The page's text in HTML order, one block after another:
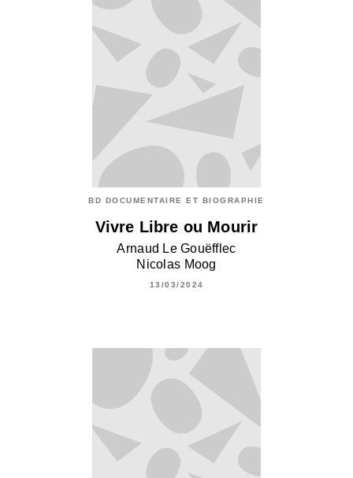
BD DOCUMENTAIRE ET BIOGRAPHIE
Vivre Libre ou Mourir
Arnaud Le Gouëfflec
Nicolas Moog
13/03/2024